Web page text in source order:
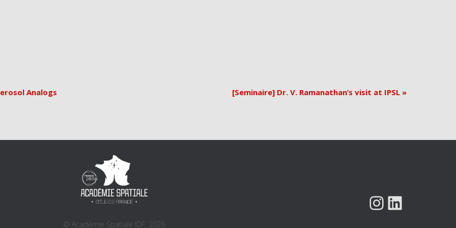
Analogs [Seminaire] Dr. V. Ramanathan’s visit at IPSL »
© Académie Spatiale IDF, 2026
INSTAGRAM